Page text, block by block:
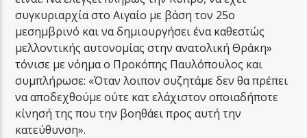
συγκυριαρχία στο Αιγαίο με βάση τον 25ο
μεσημβρινό και να δημιουργήσει ένα καθεστώς
μελλοντικής αυτονομίας στην ανατολική Θράκη»
τόνισε με νόημα ο Προκόπης Παυλόπουλος και
συμπλήρωσε: «Όταν λοιπον συζητάμε δεν θα πρέπει
να αποδεχθούμε ούτε κατ ελάχιστον οποιαδήποτε
κίνησή της που την βοηθάει προς αυτή την
κατεύθυνση».